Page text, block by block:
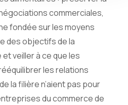
commerciales,
fondée sur les moyens
des objectifs de la
veiller à ce que les
les relations
la filière n’aient pas pour
du commerce de